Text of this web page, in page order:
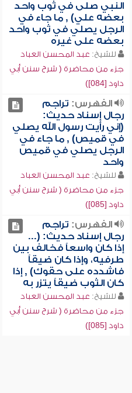
النبي صلى في ثوب واحد
بعضه علي) , ما جاء في
الرجل يصلي في ثوب واحد
بعضه على غيره
للشيخ: عبد المحسن العباد
جزء من محاضرة ( شرح سنن أبي
داود [084])
الفهرس: تراجم
رجال إسناد حديث:
(إني رأيت رسول الله يصلي
في قميص) , ما جاء في
الرجل يصلي في قميص
واحد
للشيخ: عبد المحسن العباد
جزء من محاضرة ( شرح سنن أبي
داود [085])
الفهرس: تراجم
رجال إسناد حديث: (...
إذا كان واسعاً فخالف بين
طرفيه، وإذا كان ضيقاً
فاشدده على حقوك) , إذا
كان الثوب ضيقاً يتزر به
للشيخ: عبد المحسن العباد
جزء من محاضرة ( شرح سنن أبي
داود [085])